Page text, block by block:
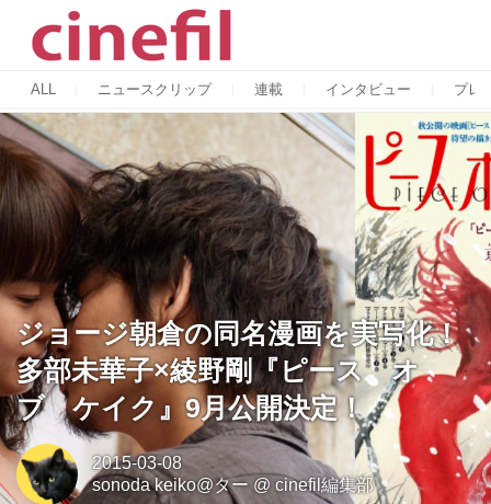
ALL ニュースクリップ 連載 インタビュー プレ
ジョージ朝倉の同名漫画を実写化！
多部未華子×綾野剛『ピース オ
ブ ケイク』9月公開決定！
2015-03-08
sonoda keiko@ター @cinefil編集部